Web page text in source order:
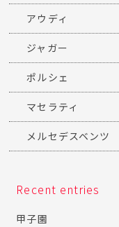
アウディ
ジャガー
ポルシェ
マセラティ
メルセデスベンツ
Recent entries
甲子園